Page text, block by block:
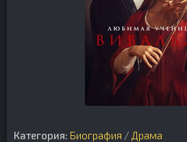
Категория: Биография / Драма